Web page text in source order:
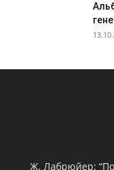
Ж. Лабрюйер: